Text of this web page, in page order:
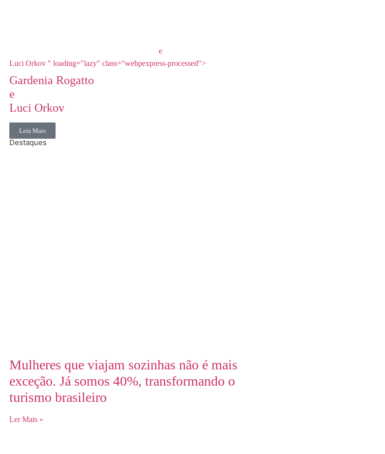
e
Luci Orkov " loading="lazy" class="webpexpress-processed">
Gardenia Rogatto
e
Luci Orkov
Leia Mais
Destaques
Mulheres que viajam sozinhas não é mais
exceção. Já somos 40%, transformando o
turismo brasileiro
Ler Mais »